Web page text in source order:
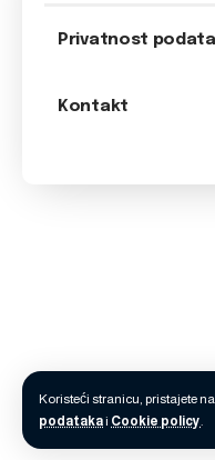
Koristeći stranicu, pristajete na
podatakai Cookie policy.
Privatnost
Kontakt